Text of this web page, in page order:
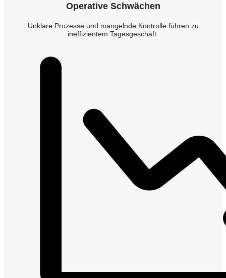
Operative Schwächen
Unklare Prozesse und mangelnde Kontrolle führen zu
ineffizientem Tagesgeschäft.